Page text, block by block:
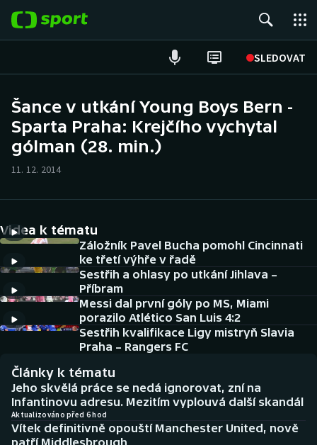
SLEDOVAT
Hokej
Cyklistika
DALŠÍ SPORTY
Americký fotbal
Baseball a softbal
Biatlon
Boby a skeleton
NEPŘEHLÉDNĚTE
Soutěže
Aplikace ČT sport
AZ kvíz
Šance v utkání Young Boys Bern -
Sparta Praha: Krejčího vychytal
gólman (28. min.)
11. 12. 2014
Videa k tématu
Záložník Pavel Bucha pomohl Cincinnati
ke třetí výhře v řadě
Sestřih a ohlasy po utkání Jihlava –
Příbram
Messi dal první góly po MS, Miami
porazilo Atlético San Luis 4:2
Sestřih kvalifikace Ligy mistryň Slavia
Praha – Rangers FC
Články k tématu
Jeho skvělá práce se nedá ignorovat, zní na
Infantinovu adresu. Mezitím vyplouvá další skandál
Aktualizováno před 6 hod
Vítek definitivně opouští Manchester United, nově
patří Middlesbrough